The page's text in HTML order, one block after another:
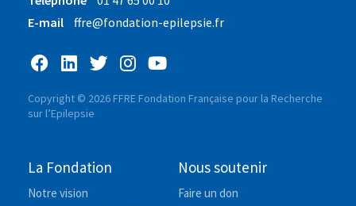
E-mail
ffre@fondation-epilepsie.fr
Copyright © 2026 FFRE Fondation Française pour la Recherche
sur l’Epilepsie
La Fondation
Notre vision
Nous soutenir
Faire un don